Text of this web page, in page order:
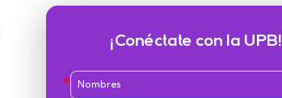
¡Conéctate con la UPB!